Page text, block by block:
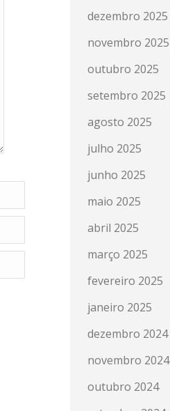
dezembro 2025
novembro 2025
outubro 2025
setembro 2025
agosto 2025
julho 2025
junho 2025
maio 2025
abril 2025
março 2025
fevereiro 2025
janeiro 2025
dezembro 2024
novembro 2024
outubro 2024